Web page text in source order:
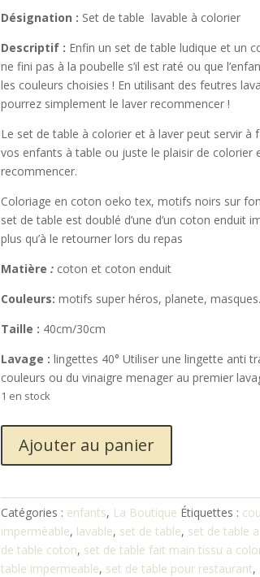
Désignation : Set de table lavable à colorier
Descriptif : Enfin un set de table ludique et un
ne fini pas à la poubelle s’il est raté ou que
les couleurs choisies ! En utilisant des feutres
pourrez simplement le laver recommencer !
Le set de table à colorier et à laver peut servir à
vos enfants à table ou juste le plaisir de colorier
recommencer.
Coloriage en coton oeko tex, motifs noirs sur
set de table est doublé d’une d’un coton enduit
plus qu’à le retourner lors du repas
Matière :coton et coton enduit
Couleurs: motifs super héros, planete,
Taille : 40cm/30cm
Lavage : lingettes 40° Utiliser une lingette anti
couleurs ou du vinaigre menager au premier
1 en stock
Set
table
lavable
à
colorier
Ajouter au panier
Catégories : enfants, La Boutique Étiquettes :
imperméable, lavable, set de table, set de table
de table coton, set de table fait main tissu a
table impermeable, set de table pour restaurant,